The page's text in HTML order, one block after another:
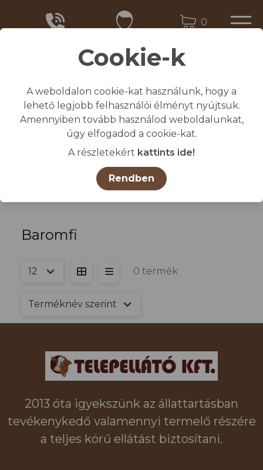
0
Kezdőlap
Összes termék
ÁLLATTENYÉSZTÉS TARTÁSTECHNOLÓGIA
Termékcsoportok
Baromfi
0 termék
2013 óta igyekszünk az állattartásban
tevékenykedő valamennyi termelő részére
a teljes körű ellátást biztosítani.
Cookie-k
A weboldalon cookie-kat használunk, hogy a
lehető legjobb felhasználói élményt nyújtsuk.
Amennyiben tovább használod weboldalunkat,
úgy elfogadod a cookie-kat.
A részletekért kattints ide!
Rendben